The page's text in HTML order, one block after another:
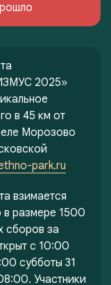
2025»
в 45 км от
Морозово
park.ru
взимается
в размере 1500
сборов за
с 10:00
субботы 31
Участники